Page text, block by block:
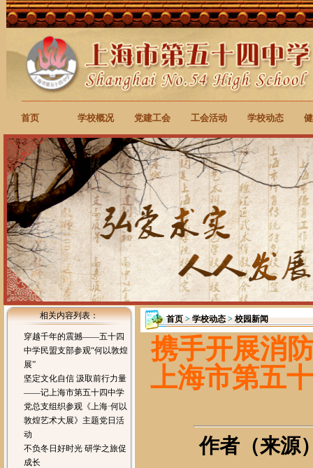
首页 学校概况 党建工会 工会活动 学校动态
相关内容列表：
穿越千年的震撼——五十四
中学民盟支部参观“何以敦煌
展”
坚定文化自信 汲取前行力量
——记上海市第五十四中学
党总支组织参观《上海·何以
敦煌艺术大展》主题党日活
动
不负冬日好时光 研学之旅促
成长
首页>学校动态>校园新闻
携手开展消
上海市第五
作者（来源